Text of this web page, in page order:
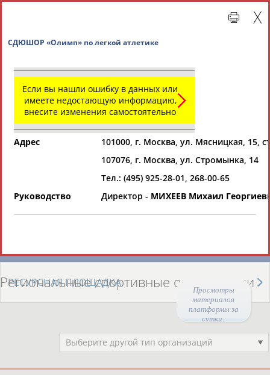
Просмотры
материалов
платформы за
сутки:
Региональные спортивные организации
СВОДНЫЕ ИНДЕКСЫ
РЕСУРСНАЯ ПЛОЩАДКА
Региональные спортивные организации
Выберите другой тип организаций
Если вы нашли ошибку в данных или
имеете недостающую информацию,
внесите изменения самостоятельно
Адрес
101000, г. Москва, ул. Мясницкая, 15,
107076, г. Москва, ул. Стромынка, 14
Тел.: (495) 925-28-01, 268-00-65
Руководство
Директор - МИХЕЕВ Михаил